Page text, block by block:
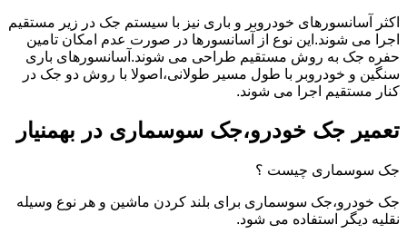
اکثر آسانسورهای خودروبر و باری نیز با سیستم جک در زیر مستقیم
اجرا می شوند.این نوع از آسانسورها در صورت عدم امکان تامین
حفره جک به روش مستقیم طراحی می شوند.آسانسورهای باری
سنگین و خودروبر با طول مسیر طولانی،اصولا با روش دو جک در
کنار مستقیم اجرا می شوند.
تعمیر جک خودرو،جک سوسماری در بهمنیار
جک سوسماری چیست ؟
جک خودرو،جک سوسماری برای بلند کردن ماشین و هر نوع وسیله
نقلیه دیگر استفاده می شود.